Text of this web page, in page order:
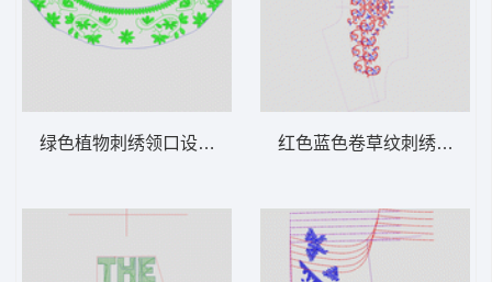
绿色植物刺绣领口设计图 领条简单花红色蓝色卷草纹刺绣图案